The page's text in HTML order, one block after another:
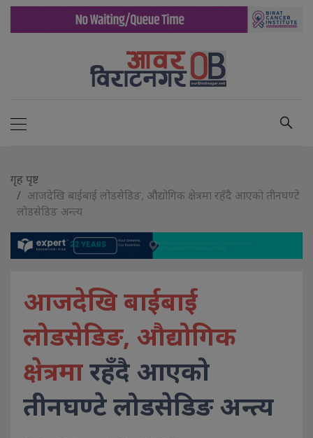
गृह पृष्ट
आजदेखि बाईबाई लोडसेडिङ, औद्योगिक क्षेत्रमा रहँदै आएको तीनघण्टे
लोडसेडिङ अन्त्य
आजदेखि बाईबाई
लोडसेडिङ, औद्योगिक
क्षेत्रमारहँदै आएको
तीनघण्टे लोडसेडिङ अन्त्य